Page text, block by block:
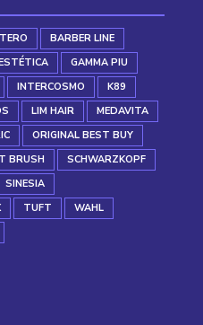
BARBER LINE
GAMMA PIU
INTERCOSMO
K89
LIM HAIR
MEDAVITA
ORIGINAL BEST BUY
BRUSH
SCHWARZKOPF
SINESIA
TUFT
WAHL